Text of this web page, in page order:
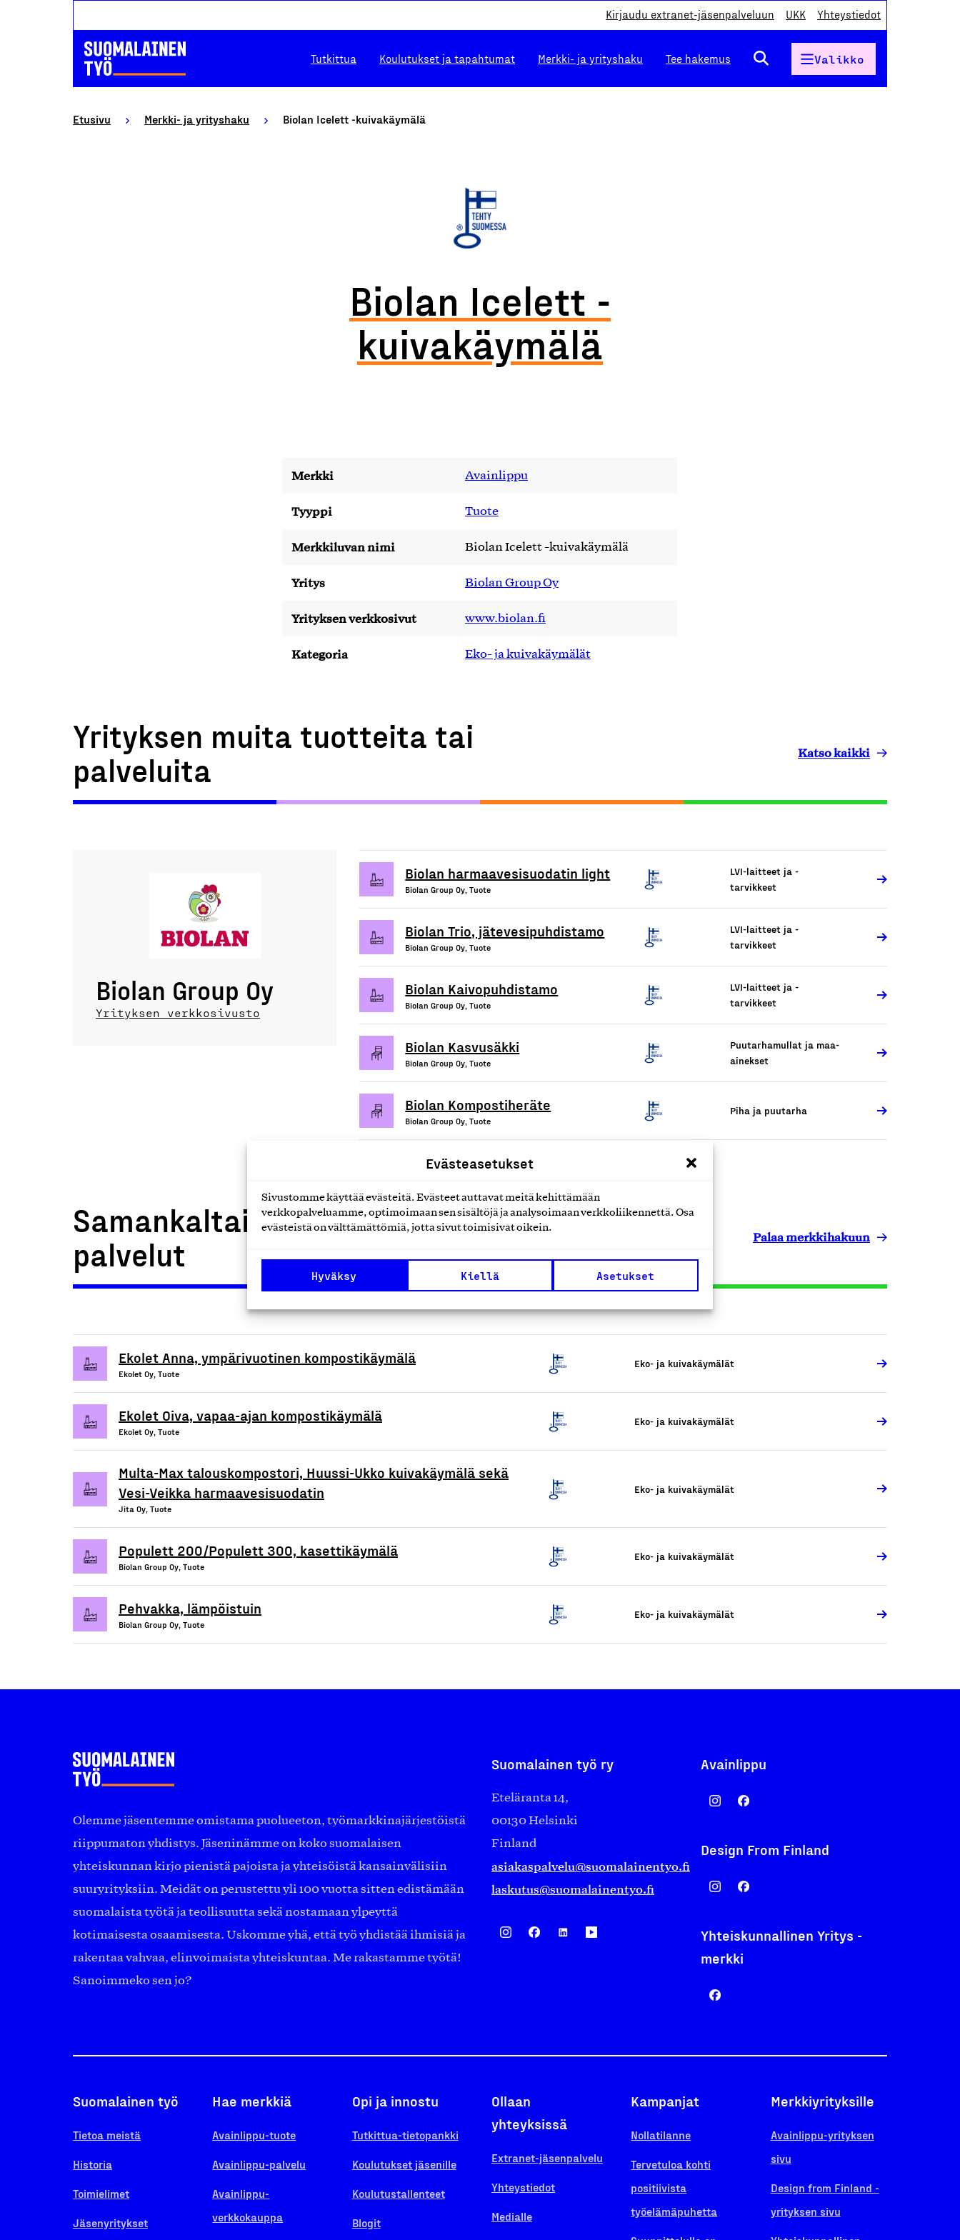
Evästeasetukset
Sivustomme käyttää evästeitä. Evästeet auttavat meitä kehittämään
verkkopalveluamme, optimoimaan sen sisältöjä ja analysoimaan verkkoliikennettä. Osa
evästeistä on välttämättömiä, jotta sivut toimisivat oikein.
Hyväksy Kiellä Asetukset
Kirjaudu extranet-jäsenpalveluun UKK Yhteystiedot
Tutkittua Koulutukset ja tapahtumat Merkki- ja yrityshaku Tee hakemus Valikko
Etusivu Merkki- ja yrityshaku Biolan Icelett -kuivakäymälä
Biolan Icelett -
kuivakäymälä
Merkki Avainlippu
Tyyppi Tuote
Merkkiluvan nimi Biolan Icelett -kuivakäymälä
Yritys Biolan Group Oy
Yrityksen verkkosivut www.biolan.fi
Kategoria Eko- ja kuivakäymälät
Yrityksen muita tuotteita tai
palveluita
Katso kaikki
Biolan Group Oy
Yrityksen verkkosivusto
Biolan harmaavesisuodatin light
Biolan Group Oy, Tuote
LVI-laitteet ja -
tarvikkeet
Biolan Trio, jätevesipuhdistamo
Biolan Group Oy, Tuote
LVI-laitteet ja -
tarvikkeet
Biolan Kaivopuhdistamo
Biolan Group Oy, Tuote
LVI-laitteet ja -
tarvikkeet
Biolan Kasvusäkki
Biolan Group Oy, Tuote
Puutarhamullat ja maa-
ainekset
Biolan Kompostiheräte
Biolan Group Oy, Tuote
Piha ja puutarha
Samankaltaiset tuotteet tai
palvelut
Palaa merkkihakuun
Ekolet Anna, ympärivuotinen kompostikäymälä
Ekolet Oy, Tuote
Eko- ja kuivakäymälät
Ekolet Oiva, vapaa-ajan kompostikäymälä
Ekolet Oy, Tuote
Eko- ja kuivakäymälät
Multa-Max talouskompostori, Huussi-Ukko kuivakäymälä sekä
Vesi-Veikka harmaavesisuodatin
Jita Oy, Tuote
Eko- ja kuivakäymälät
Populett 200/Populett 300, kasettikäymälä
Biolan Group Oy, Tuote
Eko- ja kuivakäymälät
Pehvakka, lämpöistuin
Biolan Group Oy, Tuote
Eko- ja kuivakäymälät
Olemme jäsentemme omistama puolueeton, työmarkkinajärjestöistä
riippumaton yhdistys. Jäseninämme on koko suomalaisen
yhteiskunnan kirjo pienistä pajoista ja yhteisöistä kansainvälisiin
suuryrityksiin. Meidät on perustettu yli 100 vuotta sitten edistämään
suomalaista työtä ja teollisuutta sekä nostamaan ylpeyttä
kotimaisesta osaamisesta. Uskomme yhä, että työ yhdistää ihmisiä ja
rakentaa vahvaa, elinvoimaista yhteiskuntaa. Me rakastamme työtä!
Sanoimmeko sen jo?
Suomalainen työ ry
Eteläranta 14,
00130 Helsinki
Finland
asiakaspalvelu@suomalainentyo.fi
laskutus@suomalainentyo.fi
Avainlippu
Design From Finland
Yhteiskunnallinen Yritys -
merkki
Suomalainen työ
Tietoa meistä
Historia
Toimielimet
Jäsenyritykset
Hae merkkiä
Avainlippu-tuote
Avainlippu-palvelu
Avainlippu-
verkkokauppa
Opi ja innostu
Tutkittua-tietopankki
Koulutukset jäsenille
Koulutustallenteet
Blogit
Ollaan
yhteyksissä
Extranet-jäsenpalvelu
Yhteystiedot
Medialle
Kampanjat
Nollatilanne
Tervetuloa kohti
positiivista
työelämäpuhetta
Merkkiyrityksille
Avainlippu-yrityksen
sivu
Design from Finland -
yrityksen sivu